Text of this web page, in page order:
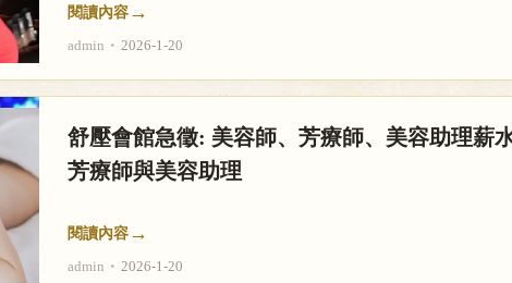
閱讀內容 →
admin • 2026-1-20
舒壓會館急徵: 美容師、芳療師、美容助理薪
芳療師與美容助理
閱讀內容 →
admin • 2026-1-20